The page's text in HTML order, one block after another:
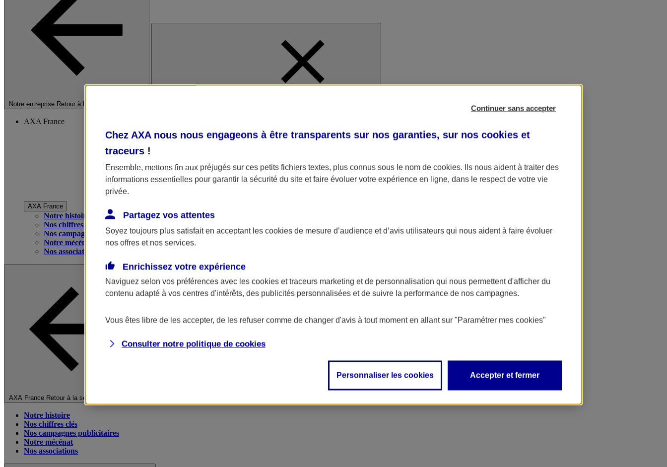
Notre entreprise Retour à la section précédente
AXA France
AXA France
Notre histoire
Nos chiffres clés
Nos campagnes publicitaires
Notre mécénat
Nos associations
AXA France Retour à la section précédente
Notre histoire
Nos chiffres clés
Nos campagnes publicitaires
Notre mécénat
Nos associations
Continuer sans accepter
Chez AXA nous nous engageons à être transparents sur nos garanties, sur nos cookies et
traceurs !
Ensemble, mettons fin aux préjugés sur ces petits fichiers textes, plus connus sous le nom de cookies. Ils nous aident à traiter des
informations essentielles pour garantir la sécurité du site et faire évoluer votre expérience en ligne, dans le respect de votre vie
privée.
Partagez vos attentes
Soyez toujours plus satisfait en acceptant les cookies de mesure d’audience et d’avis utilisateurs qui nous aident à faire évoluer
nos offres et nos services.
Enrichissez votre expérience
Naviguez selon vos préférences avec les cookies et traceurs marketing et de personnalisation qui nous permettent d'afficher du
contenu adapté à vos centres d'intérêts, des publicités personnalisées et de suivre la performance de nos campagnes.
Vous êtes libre de les accepter, de les refuser comme de changer d'avis à tout moment en allant sur "Paramétrer mes cookies"
Consulter notre politique de cookies
Personnaliser les cookies Accepter et fermer